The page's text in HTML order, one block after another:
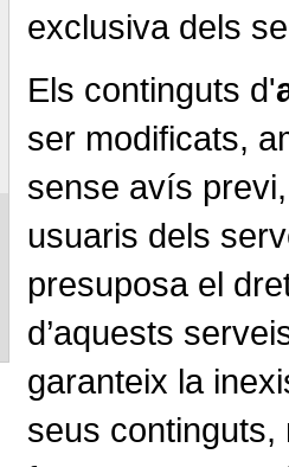
exclusiva dels
Els continguts d'
ser modificats,
sense avís
usuaris dels
presuposa el
d’aquests
garanteix la
seus continguts,